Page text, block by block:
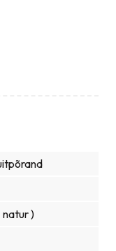
natur )